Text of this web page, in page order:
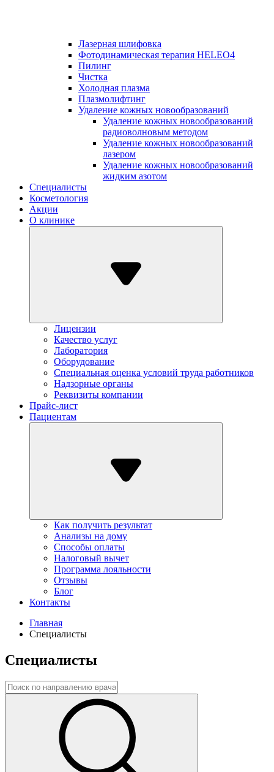
Лазерная шлифовка
Фотодинамическая терапия HELEO4
Пилинг
Чистка
Холодная плазма
Плазмолифтинг
Удаление кожных новообразований
Удаление кожных новообразований
радиоволновым методом
Удаление кожных новообразований
лазером
Удаление кожных новообразований
жидким азотом
Специалисты
Косметология
Акции
О клинике
Лицензии
Качество услуг
Лаборатория
Оборудование
Специальная оценка условий труда работников
Надзорные органы
Реквизиты компании
Прайс-лист
Пациентам
Как получить результат
Анализы на дому
Способы оплаты
Налоговый вычет
Программа лояльности
Отзывы
Блог
Контакты
Главная
Специалисты
Специалисты